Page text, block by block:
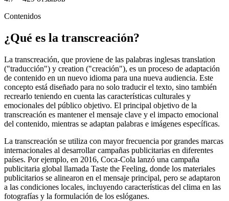
Contenidos
¿Qué es la transcreación?
La transcreación, que proviene de las palabras inglesas translation
("traducción") y creation ("creación"), es un proceso de adaptación
de contenido en un nuevo idioma para una nueva audiencia. Este
concepto está diseñado para no solo traducir el texto, sino también
recrearlo teniendo en cuenta las características culturales y
emocionales del público objetivo. El principal objetivo de la
transcreación es mantener el mensaje clave y el impacto emocional
del contenido, mientras se adaptan palabras e imágenes específicas.
La transcreación se utiliza con mayor frecuencia por grandes marcas
internacionales al desarrollar campañas publicitarias en diferentes
países. Por ejemplo, en 2016, Coca-Cola lanzó una campaña
publicitaria global llamada Taste the Feeling, donde los materiales
publicitarios se alinearon en el mensaje principal, pero se adaptaron
a las condiciones locales, incluyendo características del clima en las
fotografías y la formulación de los eslóganes.